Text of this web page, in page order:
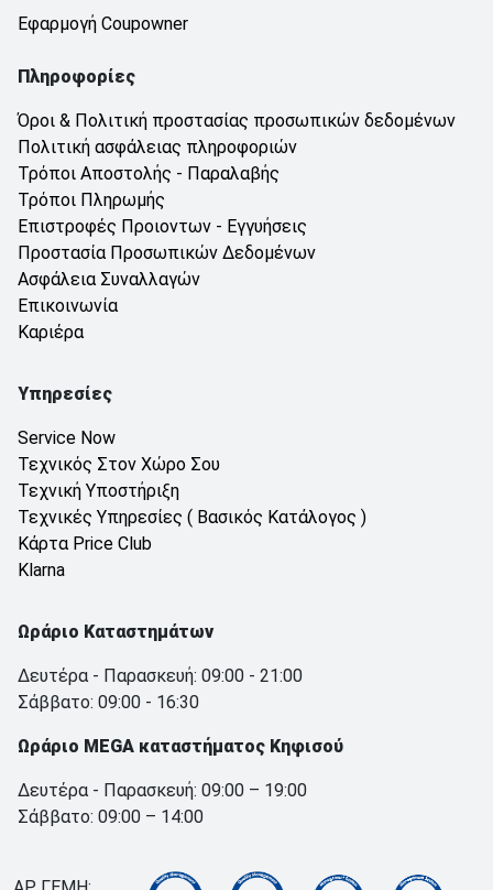
Εφαρμογή Coupowner
Πληροφορίες
Όροι & Πολιτική προστασίας προσωπικών δεδομένων
Πολιτική ασφάλειας πληροφοριών
Τρόποι Αποστολής - Παραλαβής
Τρόποι Πληρωμής
Επιστροφές Προιοντων - Εγγυήσεις
Προστασία Προσωπικών Δεδομένων
Ασφάλεια Συναλλαγών
Επικοινωνία
Καριέρα
Υπηρεσίες
Service Now
Τεχνικός Στον Χώρο Σου
Τεχνική Υποστήριξη
Τεχνικές Υπηρεσίες ( Βασικός Κατάλογος )
Κάρτα Price Club
Klarna
Ωράριο Καταστημάτων
Δευτέρα - Παρασκευή: 09:00 - 21:00
Σάββατο: 09:00 - 16:30
Ωράριο MEGA καταστήματος Κηφισού
Δευτέρα - Παρασκευή: 09:00 – 19:00
Σάββατο: 09:00 – 14:00